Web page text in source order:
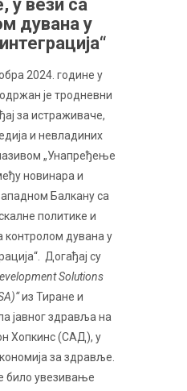
у вези са
дувана у
2024. године у
је тродневни
за истраживаче,
и невладиних
„Унапређење
новинара и
Балкану са
политике и
контролом дувана у
Догађај су
Solutions
“из Тиране и
јавног здравља на
Хопкинс (САД), у
за здравље.
било увезивање